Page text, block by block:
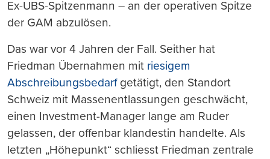
Ex-UBS-Spitzenmann – an der operativen Spitze
der GAM abzulösen.
Das war vor 4 Jahren der Fall. Seither hat
Friedman Übernahmen mit riesigem
Abschreibungsbedarfgetätigt, den Standort
Schweiz mit Massenentlassungen geschwächt,
einen Investment-Manager lange am Ruder
gelassen, der offenbar klandestin handelte. Als
letzten „Höhepunkt“ schliesst Friedman zentrale